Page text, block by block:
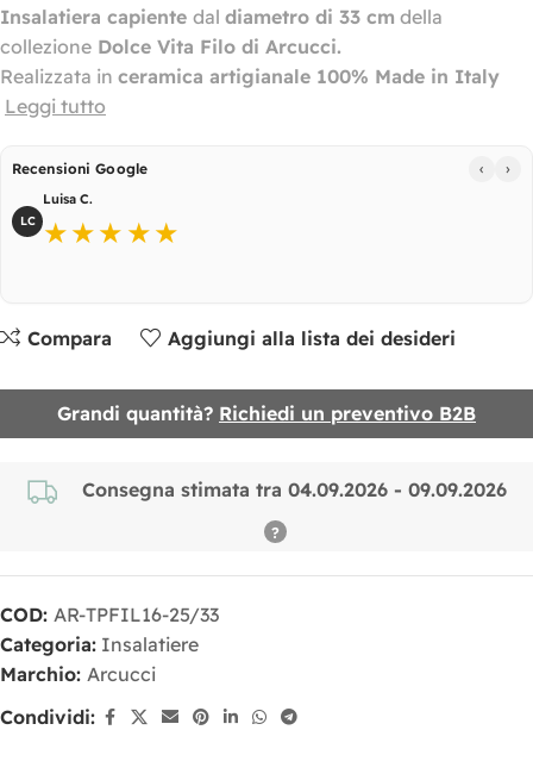
Insalatiera capiente dal diametro di 33 cm della
collezione Dolce Vita Filo di Arcucci.
Realizzata in ceramica artigianale 100% Made in Italy
Leggi tutto
Recensioni Google ‹ ›
LC
Luisa C.
★★★★★
Compara Aggiungi alla lista dei desideri
Grandi quantità? Richiedi un preventivo B2B
Consegna stimata tra 04.09.2026 - 09.09.2026
COD: AR-TPFIL16-25/33
Categoria: Insalatiere
Marchio: Arcucci
Condividi: